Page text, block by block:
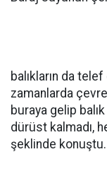
balıkların da
zamanlarda
buraya gelip
dürüst kalmadı,
şeklinde konuştu.